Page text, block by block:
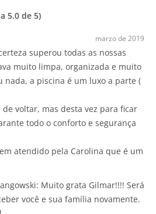
5.0 de 5)
marzo de 2019
superou todas as nossas
muito limpa, organizada e muito
nada, a piscina é um luxo a parte (
de voltar, mas desta vez para ficar
todo o conforto e segurança
atendido pela Carolina que é um
Muito grata Gilmar!!!! Será
você e sua família novamente.